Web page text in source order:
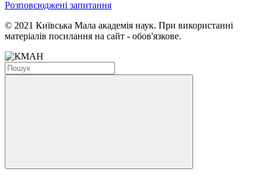
Розповсюджені запитання
© 2021 Київська Мала академія наук. При використанні
матеріалів посилання на сайт - обов'язкове.